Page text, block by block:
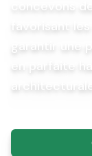
concevons
favorisant
garantir une
en parfaite
architecturale.